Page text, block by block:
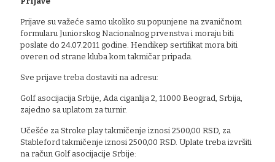
Prijave su važeće samo ukoliko su popunjene na zvaničnom
formularu Juniorskog Nacionalnog prvenstva i moraju biti
poslate do 24.07.2011 godine. Hendikep sertifikat mora biti
overen od strane kluba kom takmičar pripada.
Sve prijave treba dostaviti na adresu:
Golf asocijacija Srbije, Ada ciganlija 2, 11000 Beograd, Srbija,
zajedno sa uplatom za turnir.
Učešće za Stroke play takmičenje iznosi 2500,00 RSD, za
Stableford takmičenje iznosi 2500,00 RSD. Uplate treba izvršiti
na račun Golf asocijacije Srbije: